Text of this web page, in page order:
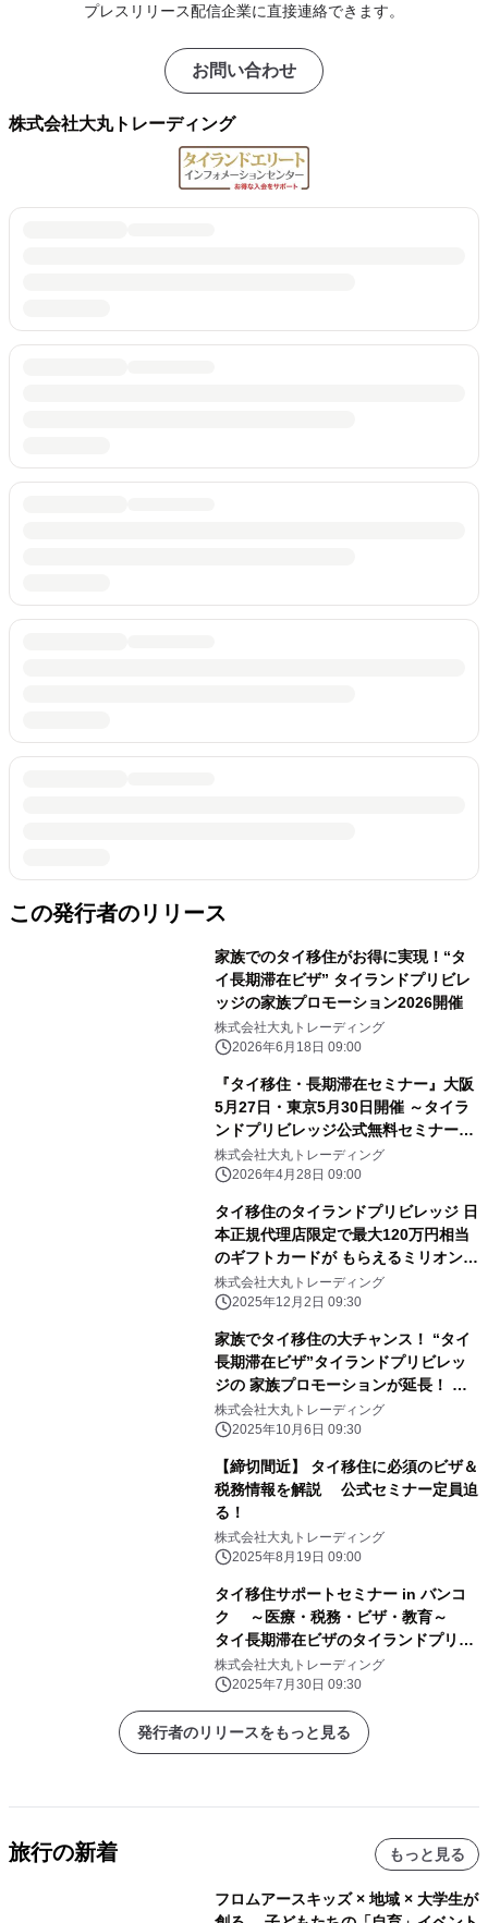
プレスリリース配信企業に直接連絡できます。
お問い合わせ
株式会社大丸トレーディング
この発行者のリリース
家族でのタイ移住がお得に実現！“タ
イ長期滞在ビザ” タイランドプリビレ
ッジの家族プロモーション2026開催
株式会社大丸トレーディング
2026年6月18日 09:00
『タイ移住・長期滞在セミナー』大阪
5月27日・東京5月30日開催 ～タイラ
ンドプリビレッジ公式無料セミナー
に、 ビザ・税務・医療の専門家が登壇
～
株式会社大丸トレーディング
2026年4月28日 09:00
タイ移住のタイランドプリビレッジ 日
本正規代理店限定で最大120万円相当
のギフトカードが もらえるミリオンプ
ラスキャンペーン開催！
株式会社大丸トレーディング
2025年12月2日 09:30
家族でタイ移住の大チャンス！ “タイ
長期滞在ビザ”タイランドプリビレッ
ジの 家族プロモーションが延長！ 最
大100万円分の商品券がもらえるキャ
ンペーンも同時開催中
株式会社大丸トレーディング
2025年10月6日 09:30
【締切間近】 タイ移住に必須のビザ＆
税務情報を解説 公式セミナー定員迫
る！
株式会社大丸トレーディング
2025年8月19日 09:00
タイ移住サポートセミナー in バンコ
ク ～医療・税務・ビザ・教育～
タイ長期滞在ビザのタイランドプリビ
レッジ公式無料セミナー 8月30日
(土)開催決定！
株式会社大丸トレーディング
2025年7月30日 09:30
発行者のリリースをもっと見る
旅行の新着 もっと見る
フロムアースキッズ × 地域 × 大学生が